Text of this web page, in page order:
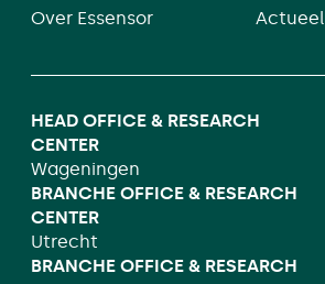
Over Essensor
Actueel
HEAD OFFICE & RESEARCH
CENTER
Wageningen
BRANCHE OFFICE & RESEARCH
CENTER
Utrecht
BRANCHE OFFICE & RESEARCH